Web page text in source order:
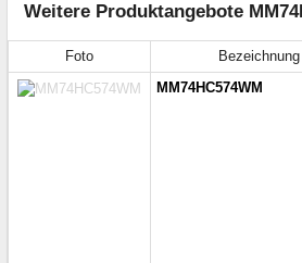
Weitere Produktangebote
Foto Bezeichnung
MM74HC574WM